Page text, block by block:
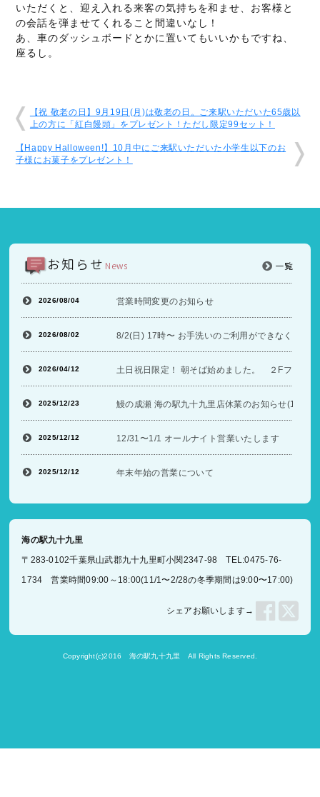
いただくと、迎え入れる来客の気持ちを和ませ、お客様と
の会話を弾ませてくれること間違いなし！
あ、車のダッシュボードとかに置いてもいいかもですね、
座るし。
【祝 敬老の日】9月19日(月)は敬老の日。ご来駅いただいた65歳以
上の方に「紅白饅頭」をプレゼント！ただし限定99セット！
【Happy Halloween!】10月中にご来駅いただいた小学生以下のお
子様にお菓子をプレゼント！
お知らせ News 一覧
2026/08/04 営業時間変更のお知らせ
2026/08/02 8/2(日) 17時〜 お手洗いのご利用ができなくなり
2026/04/12 土日祝日限定！ 朝そば始めました。 ２Fフード
2025/12/23 鰻の成瀬 海の駅九十九里店休業のお知らせ(12/26
2025/12/12 12/31〜1/1 オールナイト営業いたします
2025/12/12 年末年始の営業について
海の駅九十九里
〒283-0102千葉県山武郡九十九里町小関2347-98 TEL:0475-76-
1734 営業時間09:00～18:00(11/1〜2/28の冬季期間は9:00〜17:00)
シェアお願いします→
Copyright(c)2016 海の駅九十九里 All Rights Reserved.